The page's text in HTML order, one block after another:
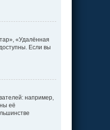
«Удалённая
Если вы
например,
её